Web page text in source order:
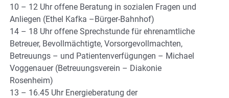
10 – 12 Uhr offene Beratung in sozialen Fragen und
Anliegen (Ethel Kafka –Bürger-Bahnhof)
14 – 18 Uhr offene Sprechstunde für ehrenamtliche
Betreuer, Bevollmächtigte, Vorsorgevollmachten,
Betreuungs – und Patientenverfügungen – Michael
Voggenauer (Betreuungsverein – Diakonie
Rosenheim)
13 – 16.45 Uhr Energieberatung der